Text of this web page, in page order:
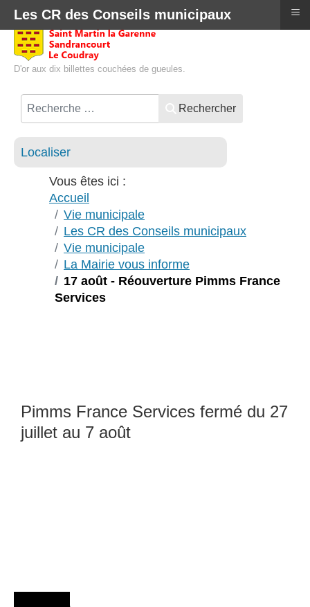
D'or aux dix billettes couchées de gueules.
Rechercher
Localiser
Vous êtes ici :
Accueil
Vie municipale
Les CR des Conseils municipaux
Vie municipale
La Mairie vous informe
17 août - Réouverture Pimms France
Services
Pimms France Services fermé du 27
juillet au 7 août
Les CR des Conseils municipaux ≡